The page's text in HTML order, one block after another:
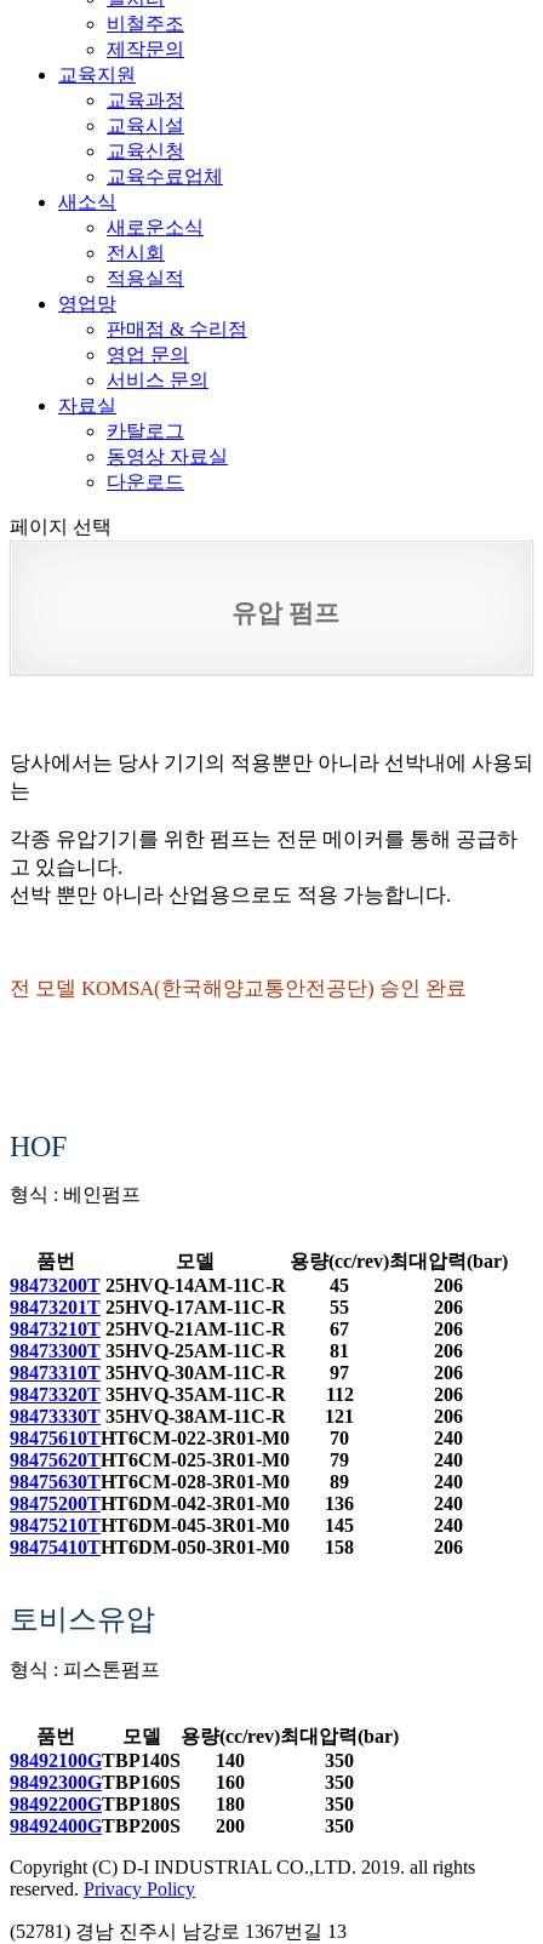
비철주조
제작문의
교육지원
교육과정
교육시설
교육신청
교육수료업체
새소식
새로운소식
전시회
적용실적
영업망
판매점 & 수리점
영업 문의
서비스 문의
자료실
카탈로그
동영상 자료실
다운로드
페이지 선택
유압 펌프
당사에서는 당사 기기의 적용뿐만 아니라 선박내에 사용되
는
각종 유압기기를 위한 펌프는 전문 메이커를 통해 공급하
고 있습니다.
선박 뿐만 아니라 산업용으로도 적용 가능합니다.
전 모델 KOMSA(한국해양교통안전공단) 승인 완료
HOF
형식 : 베인펌프
품번 모델 용량(cc/rev)최대압력(bar)
98473200T 25HVQ-14AM-11C-R 45
206
98473201T 25HVQ-17AM-11C-R 55
206
98473210T 25HVQ-21AM-11C-R 67
206
98473300T 35HVQ-25AM-11C-R 81
206
98473310T 35HVQ-30AM-11C-R 97
206
98473320T 35HVQ-35AM-11C-R 112
206
98473330T 35HVQ-38AM-11C-R 121
206
98475610THT6CM-022-3R01-M0 70
240
98475620THT6CM-025-3R01-M0 79
240
98475630THT6CM-028-3R01-M0 89
240
98475200THT6DM-042-3R01-M0 136
240
98475210THT6DM-045-3R01-M0 145
240
98475410THT6DM-050-3R01-M0 158 206
토비스유압
형식 : 피스톤펌프
품번 모델 용량(cc/rev)최대압력(bar)
98492100GTBP140S 140
350
98492300GTBP160S 160
350
98492200GTBP180S 180
350
98492400GTBP200S 200
350
Copyright (C) D-I INDUSTRIAL CO.,LTD. 2019. all rights
reserved. Privacy Policy
(52781) 경남 진주시 남강로 1367번길 13